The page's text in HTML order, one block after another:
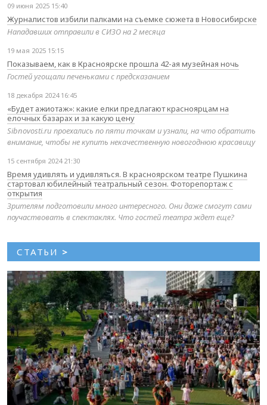
09 июня 2025 15:40
Журналистов избили палками на съемке сюжета в Новосибирске
Нападавших отправили в СИЗО на 2 месяца
19 мая 2025 15:15
Показываем, как в Красноярске прошла 42-ая музейная ночь
Гостей угощали печеньками с предсказанием
18 декабря 2024 16:45
«Будет ажиотаж»: какие елки предлагают красноярцам на
елочных базарах и за какую цену
Sibnovosti.ru проехались по пяти точкам и узнали, на что обратить
внимание, чтобы не купить некачественную новогоднюю красавицу
15 сентября 2024 21:30
Время удивлять и удивляться. В красноярском театре Пушкина
стартовал юбилейный театральный сезон. Фоторепортаж с
открытия
Зрителям подготовили много интересного. Они даже смогут сами
поучаствовать в спектаклях. Что гостей театра ждет еще?
СТАТЬИ >